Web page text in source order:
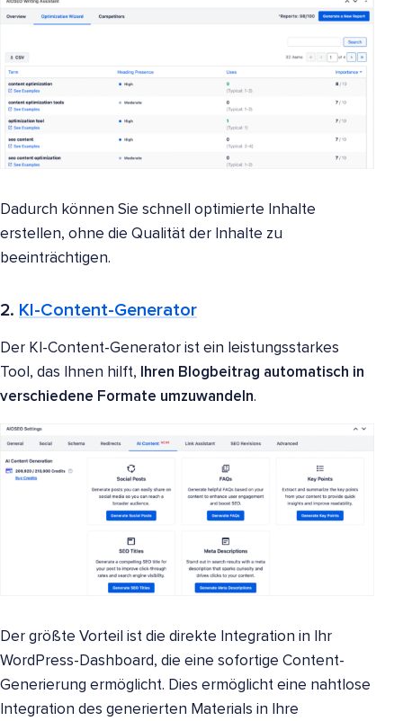
Dadurch können Sie schnell optimierte Inhalte
erstellen, ohne die Qualität der Inhalte zu
beeinträchtigen.
2. KI-Content-Generator
Der KI-Content-Generator ist ein leistungsstarkes
Tool, das Ihnen hilft,
Ihren Blogbeitrag automatisch in
verschiedene Formate umzuwandeln.
Der größte Vorteil ist die direkte Integration in Ihr
WordPress-Dashboard, die eine sofortige Content-
Generierung ermöglicht. Dies ermöglicht eine nahtlose
Integration des generierten Materials in Ihre